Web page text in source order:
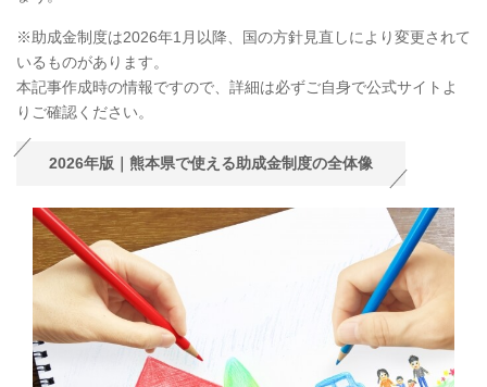
※助成金制度は2026年1月以降、国の方針見直しにより変更されて
いるものがあります。
本記事作成時の情報ですので、詳細は必ずご自身で公式サイトよ
りご確認ください。
2026年版｜熊本県で使える助成金制度の全体像